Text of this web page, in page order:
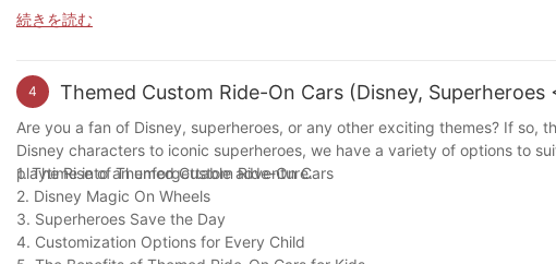
themselves in the toy industry. With the right marketing strategies and a
rewarding venture for businesses willing to think outside the box. Take
続きを読む
4 Themed Custom Ride-On Cars (Disney,
Are you a fan of Disney, superheroes, or any other exciting themes? If
Disney characters to iconic superheroes, we have a variety of options to
playtime into an unforgettable adventure.
1. The Rise of Themed Custom Ride-On Cars
2. Disney Magic On Wheels
3. Superheroes Save the Day
4. Customization Options for Every Child